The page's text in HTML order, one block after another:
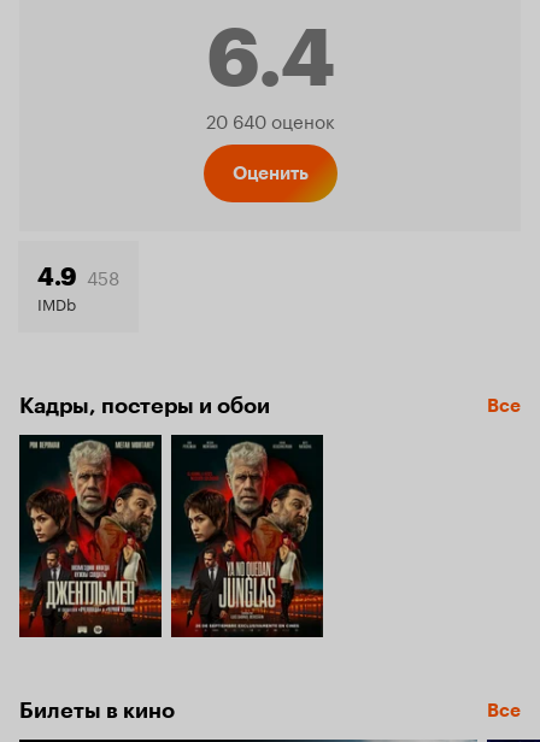
6.4
Рейтинг
20 640 оценок
Оценить
4.9 458
IMDb
Кадры, постеры и обои Все
Билеты в кино Все